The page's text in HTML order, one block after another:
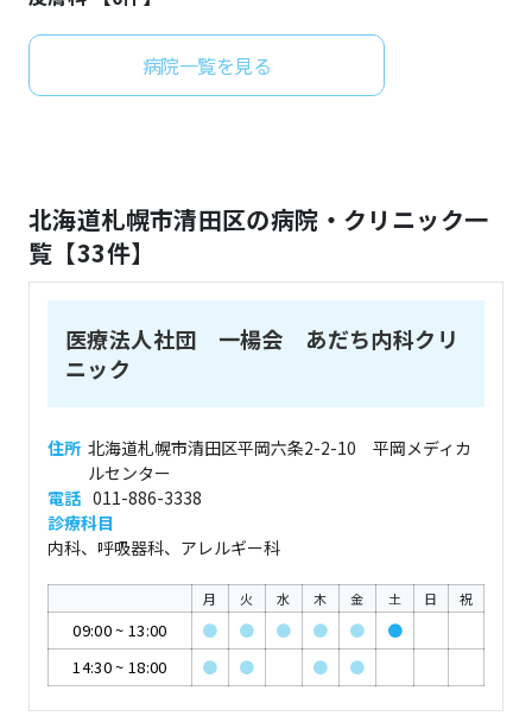
病院一覧を見る
北海道札幌市清田区の病院・クリニック一
覧【33件】
医療法人社団 一楊会 あだち内科クリ
ニック
住所 北海道札幌市清田区平岡六条2-2-10 平岡メディカ
ルセンター
電話 011-886-3338
診療科目
内科、呼吸器科、アレルギー科
月 火 水 木 金 土 日 祝
09:00~ 13:00 ● ● ● ● ●
●
14:30~ 18:00 ● ● ● ●